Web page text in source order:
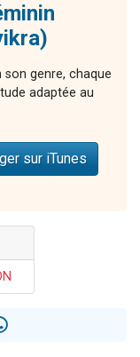
son genre, chaque
adaptée au
sur iTunes